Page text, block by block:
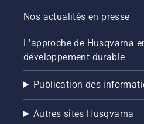
Nos actualités en presse
L'approche de Husqvarna
développement durable
Publication des
Autres sites Husqvarna